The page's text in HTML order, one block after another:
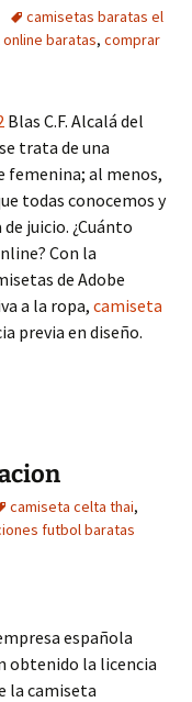
camisetas baratas el
baratas, comprar
Blas C.F. Alcalá del
trata de una
femenina; al menos,
todas conocemos y
juicio. ¿Cuánto
Con la
de Adobe
a la ropa, camiseta
previa en diseño.
camiseta celta thai,
futbol baratas
española
obtenido la licencia
la camiseta